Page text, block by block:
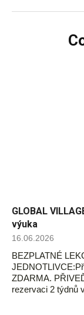
GLOBAL
výuka
16.06.2026
BEZPLATNÉ
ZDARMA.
rezervaci 2 týdnů